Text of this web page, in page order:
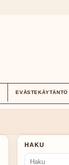
EVÄSTEKÄYTÄNTÖ
HAKU